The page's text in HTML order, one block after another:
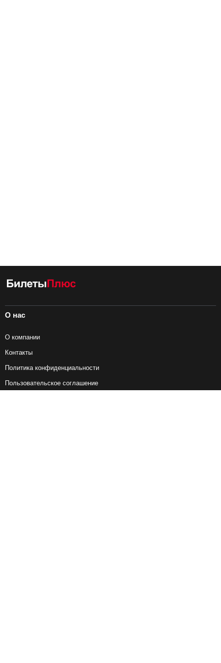
О нас
О компании
Контакты
Политика конфиденциальности
Пользовательское соглашение